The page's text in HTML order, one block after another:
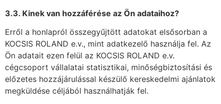
3.3. Kinek van hozzáférése az Ön adataihoz?
Erről a honlapról összegyűjtött adatokat elsősorban a
KOCSIS ROLAND e.v., mint adatkezelő használja fel. Az
Ön adatait ezen felül az KOCSIS ROLAND e.v.
cégcsoport vállalatai statisztikai, minőségbiztosítási és
előzetes hozzájárulással készülő kereskedelmi ajánlatok
megküldése céljából használhatják fel.